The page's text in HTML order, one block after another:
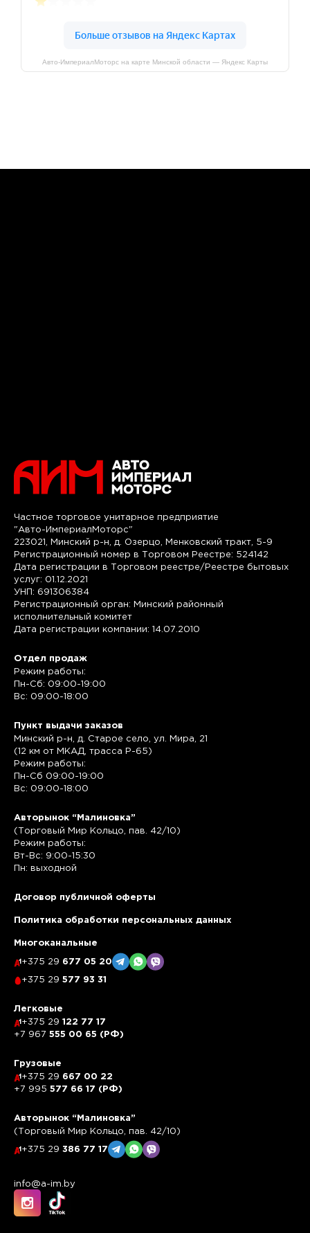
Авто-ИмпериалМоторс на карте Минской области — Яндекс Карты
Частное торговое унитарное предприятие
"Авто-ИмпериалМоторс"
223021, Минский р-н, д. Озерцо, Менковский тракт, 5-9
Регистрационный номер в Торговом Реестре: 524142
Дата регистрации в Торговом реестре/Реестре бытовых
услуг: 01.12.2021
УНП: 691306384
Регистрационный орган: Минский районный
исполнительный комитет
Дата регистрации компании: 14.07.2010
Отдел продаж
Режим работы:
Пн-Сб: 09:00-19:00
Вс: 09:00-18:00
Пункт выдачи заказов
Минский р-н, д. Старое село, ул. Мира, 21
(12 км от МКАД, трасса P-65)
Режим работы:
Пн-Сб 09:00-19:00
Вс: 09:00-18:00
Авторынок “Малиновка”
(Торговый Мир Кольцо, пав. 42/10)
Режим работы:
Вт-Вс: 9:00-15:30
Пн: выходной
Договор публичной оферты
Политика обработки персональных данных
Многоканальные
+375 29 677 05 20
+375 29 577 93 31
Легковые
+375 29 122 77 17
+7 967 555 00 65 (РФ)
Грузовые
+375 29 667 00 22
+7 995 577 66 17 (РФ)
Авторынок “Малиновка”
(Торговый Мир Кольцо, пав. 42/10)
+375 29 386 77 17
info@a-im.by